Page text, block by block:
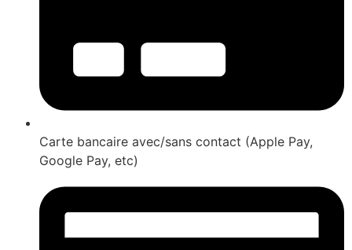
Carte bancaire avec/sans contact (Apple Pay,
Google Pay, etc)